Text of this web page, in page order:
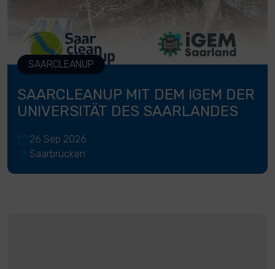
SAARCLEANUP
SAARCLEANUP MIT DEM IGEM DER
UNIVERSITÄT DES SAARLANDES
26 Sep 2026
Saarbrücken